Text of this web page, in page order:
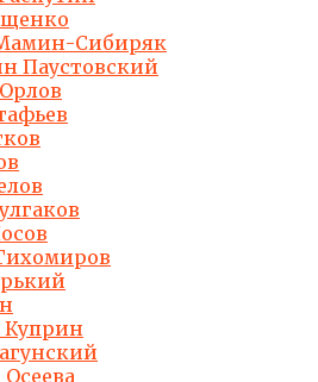
Сибиряк
Паустовский
Куприн